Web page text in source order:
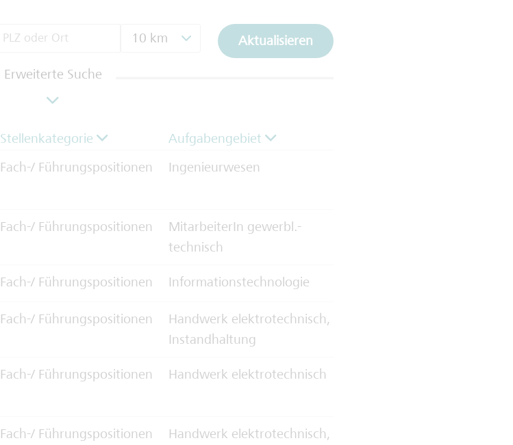
10 km Aktualisieren
Erweiterte Suche
Stellenkategorie Aufgabengebiet
Fach-/ Führungspositionen Ingenieurwesen
Fach-/ Führungspositionen
MitarbeiterIn gewerbl.-
technisch
Fach-/ Führungspositionen Informationstechnologie
Fach-/ Führungspositionen
Handwerk elektrotechnisch,
Instandhaltung
Fach-/ Führungspositionen Handwerk elektrotechnisch
Fach-/ Führungspositionen
Handwerk elektrotechnisch,